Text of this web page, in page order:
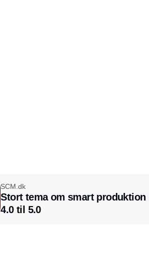
SCM.dk
Stort tema om smart
4.0 til 5.0